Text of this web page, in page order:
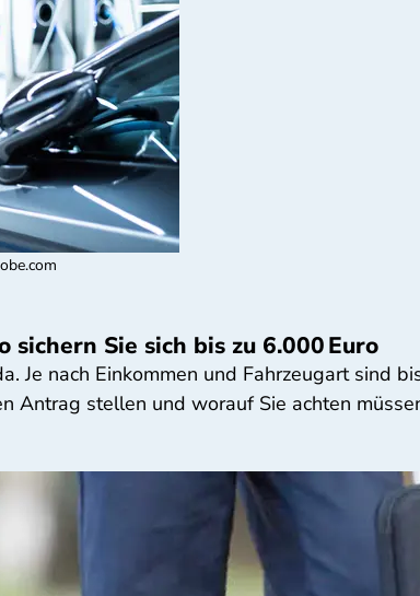
sichern Sie sich bis zu 6.000 Euro
Je nach Einkommen und Fahrzeugart sind
Antrag stellen und worauf Sie achten